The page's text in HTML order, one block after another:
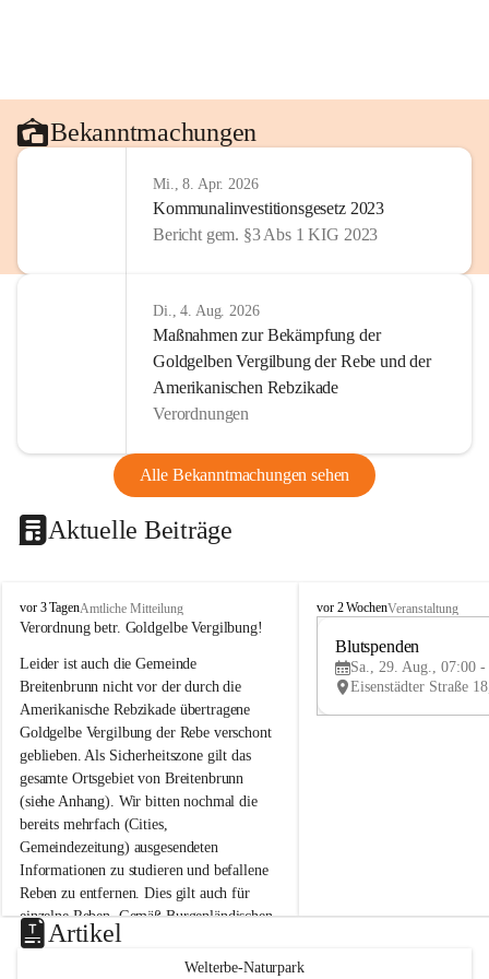
Bekanntmachungen
Mi., 8. Apr. 2026
Kommunalinvestitionsgesetz 2023
Bericht gem. §3 Abs 1 KIG 2023
Di., 4. Aug. 2026
Maßnahmen zur Bekämpfung der
Goldgelben Vergilbung der Rebe und der
Amerikanischen Rebzikade
Verordnungen
Alle Bekanntmachungen sehen
Aktuelle Beiträge
B
r
i
t
e
n
b
r
u
n
n
a
m
N
e
u
s
vor 3 TagenAmtliche Mitteilung
Verordnung betr. Goldgelbe Vergilbung!
Leider ist auch die Gemeinde
Breitenbrunn nicht vor der durch die
Amerikanische Rebzikade übertragene
Goldgelbe Vergilbung der Rebe verschont
geblieben. Als Sicherheitszone gilt das
gesamte Ortsgebiet von Breitenbrunn
(siehe Anhang). Wir bitten nochmal die
bereits mehrfach (Cities,
Gemeindezeitung) ausgesendeten
Informationen zu studieren und befallene
Reben zu entfernen. Dies gilt auch für
einzelne Reben. Gemäß Burgenländischen
Weinbaugesetz sind nicht gepflegte oder
unzulässige Weingärten zu roden! Bitte
B
e
u
vor 2 WochenVeranstaltung
Blutspenden
Sa., 29. Aug., 07:00 -
Artikel
Welterbe-Naturpark